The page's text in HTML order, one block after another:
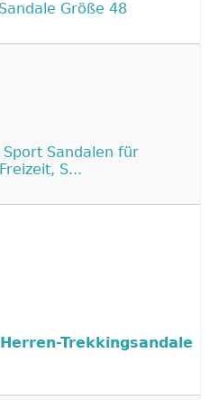
Größe 48
Sport Sandalen für
S...
Herren-Trekkingsandale